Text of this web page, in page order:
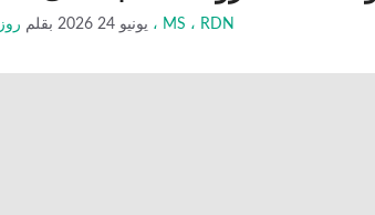
يونيو 24 2026 بقلم روزان روست (متخصص في التغذية) ، MS ، RDN